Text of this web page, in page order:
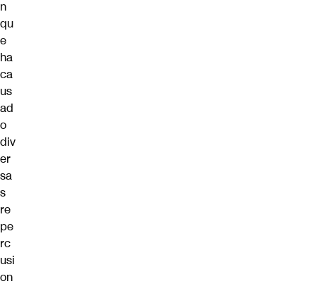
n
qu
e
ha
ca
us
ad
o
div
er
sa
s
re
pe
rc
usi
on